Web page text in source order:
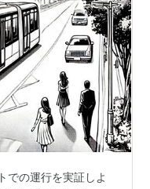
での運行を実証しよ